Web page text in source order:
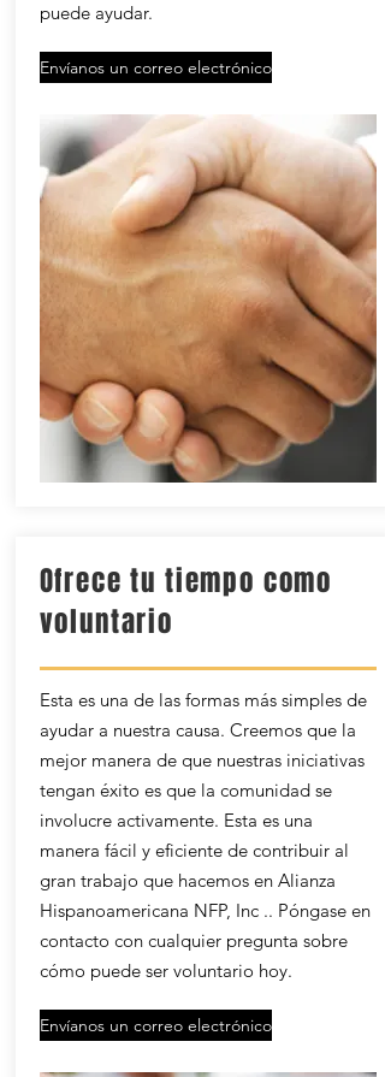
puede ayudar.
Envíanos un correo electrónico
Ofrece tu tiempo como
voluntario
Esta es una de las formas más simples de
ayudar a nuestra causa. Creemos que la
mejor manera de que nuestras iniciativas
tengan éxito es que la comunidad se
involucre activamente. Esta es una
manera fácil y eficiente de contribuir al
gran trabajo que hacemos en Alianza
Hispanoamericana NFP, Inc .. Póngase en
contacto con cualquier pregunta sobre
cómo puede ser voluntario hoy.
Envíanos un correo electrónico